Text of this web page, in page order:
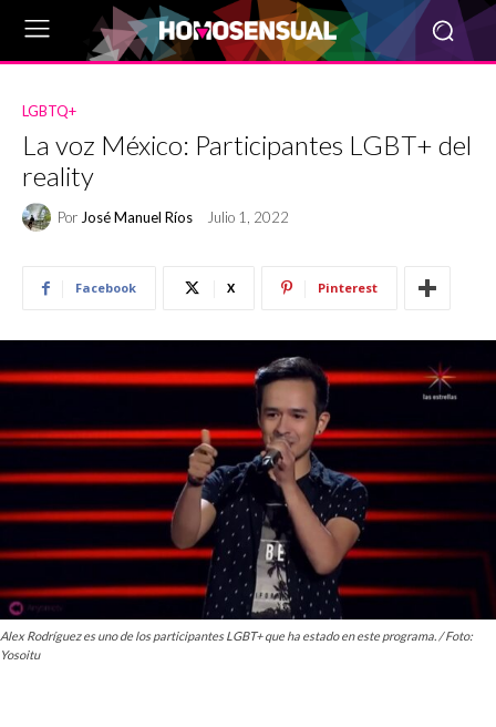
LGBTQ+
La voz México: Participantes LGBT+ del
reality
Por José Manuel Ríos Julio 1, 2022
Facebook X Pinterest
Alex Rodríguez es uno de los participantes LGBT+ que ha estado en este programa. / Foto:
Yosoitu